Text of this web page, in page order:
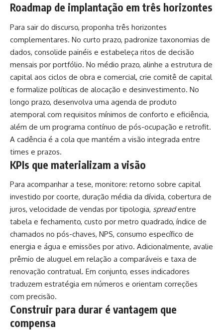
Roadmap de implantação em três horizontes
Para sair do discurso, proponha três horizontes
complementares. No curto prazo, padronize taxonomias de
dados, consolide painéis e estabeleça ritos de decisão
mensais por portfólio. No médio prazo, alinhe a estrutura de
capital aos ciclos de obra e comercial, crie comitê de capital
e formalize políticas de alocação e desinvestimento. No
longo prazo, desenvolva uma agenda de produto
atemporal com requisitos mínimos de conforto e eficiência,
além de um programa contínuo de pós-ocupação e retrofit.
A cadência é a cola que mantém a visão integrada entre
times e prazos.
KPIs que materializam a visão
Para acompanhar a tese, monitore: retorno sobre capital
investido por coorte, duração média da dívida, cobertura de
juros, velocidade de vendas por tipologia, spreadentre
tabela e fechamento, custo por metro quadrado, índice de
chamados no pós-chaves, NPS, consumo específico de
energia e água e emissões por ativo. Adicionalmente, avalie
prêmio de aluguel em relação a comparáveis e taxa de
renovação contratual. Em conjunto, esses indicadores
traduzem estratégia em números e orientam correções
com precisão.
Construir para durar é vantagem que
compensa